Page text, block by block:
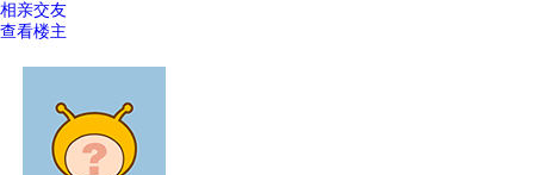
相亲交友
查看楼主